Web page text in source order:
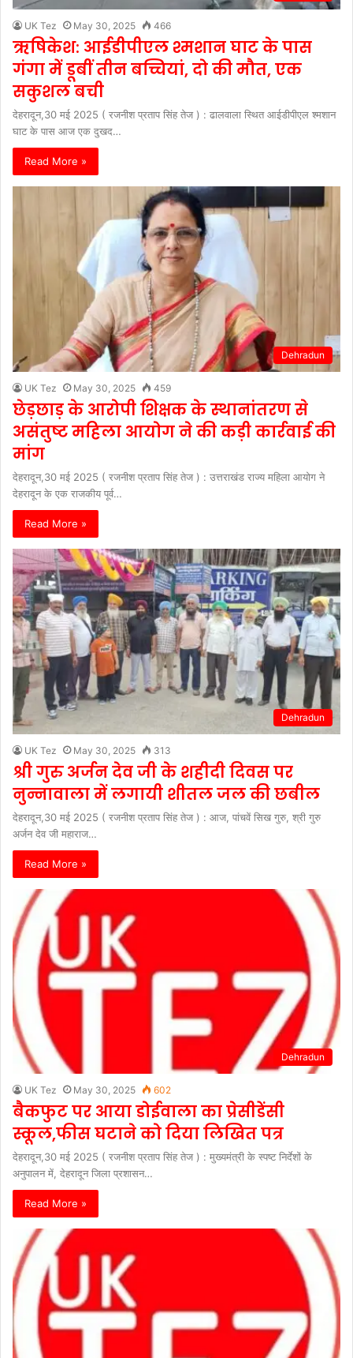
UK Tez May 30, 2025 466
ऋषिकेश: आईडीपीएल श्मशान घाट के पास
गंगा में डूबीं तीन बच्चियां, दो की मौत, एक
सकुशल बची
देहरादून,30 मई 2025 ( रजनीश प्रताप सिंह तेज ) : ढालवाला स्थित आईडीपीएल श्मशान
घाट के पास आज एक दुखद…
Read More »
Dehradun
UK Tez May 30, 2025 459
छेड़छाड़ के आरोपी शिक्षक के स्थानांतरण से
असंतुष्ट महिला आयोग ने की कड़ी कार्रवाई की
मांग
देहरादून,30 मई 2025 ( रजनीश प्रताप सिंह तेज ) : उत्तराखंड राज्य महिला आयोग ने
देहरादून के एक राजकीय पूर्व…
Read More »
Dehradun
UK Tez May 30, 2025 313
श्री गुरु अर्जन देव जी के शहीदी दिवस पर
नुन्नावाला में लगायी शीतल जल की छबील
देहरादून,30 मई 2025 ( रजनीश प्रताप सिंह तेज ) : आज, पांचवें सिख गुरु, श्री गुरु
अर्जन देव जी महाराज…
Read More »
Dehradun
UK Tez May 30, 2025 602
बैकफुट पर आया डोईवाला का प्रेसीडेंसी
स्कूल,फीस घटाने को दिया लिखित पत्र
देहरादून,30 मई 2025 ( रजनीश प्रताप सिंह तेज ) : मुख्यमंत्री के स्पष्ट निर्देशों के
अनुपालन में, देहरादून जिला प्रशासन…
Read More »